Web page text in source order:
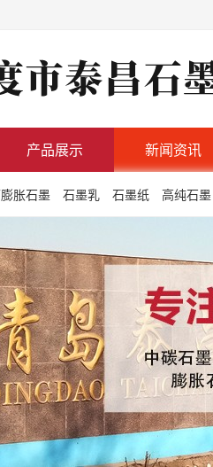
产品展示 新闻资讯
胀石墨 石墨乳 石墨纸 高纯石墨